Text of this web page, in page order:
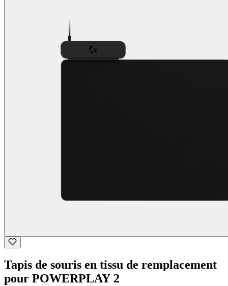
Tapis de souris en tissu de remplacement
pour POWERPLAY 2